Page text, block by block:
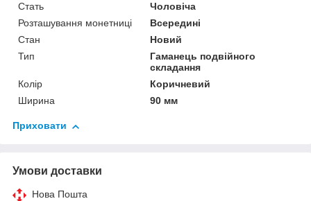
Стать
Чоловіча
Розташування монетниці
Всередині
Стан
Новий
Тип
Гаманець подвійного
складання
Колір
Коричневий
Ширина
90 мм
Приховати
Умови доставки
Нова Пошта